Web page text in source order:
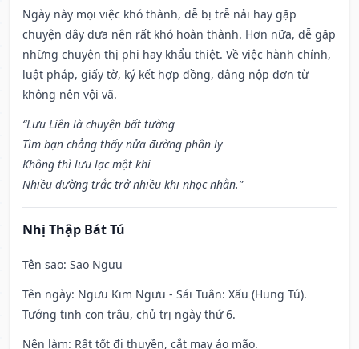
Ngày này mọi việc khó thành, dễ bị trễ nải hay gặp
chuyện dây dưa nên rất khó hoàn thành. Hơn nữa, dễ gặp
những chuyện thị phi hay khẩu thiệt. Về việc hành chính,
luật pháp, giấy tờ, ký kết hợp đồng, dâng nộp đơn từ
không nên vội vã.
“Lưu Liên là chuyện bất tường
Tìm bạn chẳng thấy nửa đường phân ly
Không thì lưu lạc một khi
Nhiều đường trắc trở nhiều khi nhọc nhằn.”
Nhị Thập Bát Tú
Tên sao: Sao Ngưu
Tên ngày: Ngưu Kim Ngưu - Sái Tuân: Xấu (Hung Tú).
Tướng tinh con trâu, chủ trị ngày thứ 6.
Nên làm: Rất tốt đi thuyền, cắt may áo mão.